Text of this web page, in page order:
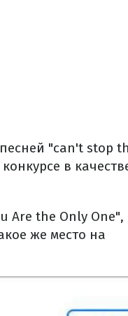
"can't stop
в
Are the Only One",
же место на